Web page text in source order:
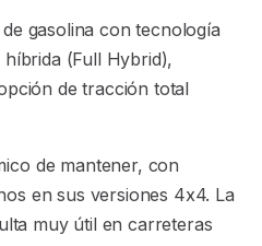
gasolina con tecnología
(Full Hybrid),
de tracción total
de mantener, con
en sus versiones 4x4. La
muy útil en carreteras